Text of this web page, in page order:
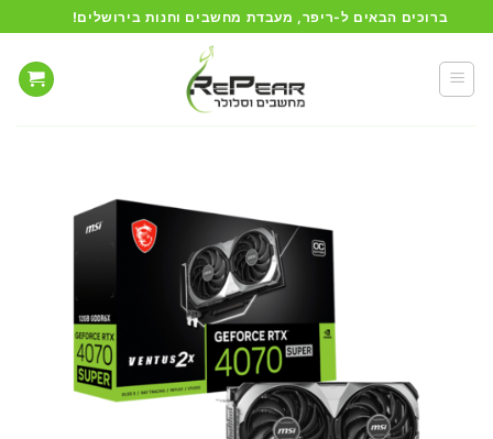
to
content
ברוכים הבאים ל-ריפר, מעבדת מחשבים וחנות בירושלים!